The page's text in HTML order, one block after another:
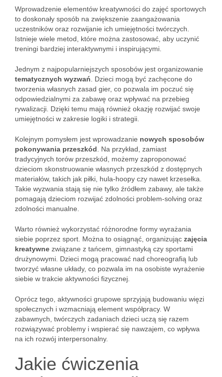
Wprowadzenie elementów kreatywności do zajęć sportowych
to doskonały sposób na zwiększenie zaangażowania
uczestników oraz rozwijanie ich umiejętności twórczych.
Istnieje wiele metod, które można zastosować, aby uczynić
treningi bardziej interaktywnymi i inspirującymi.
Jednym z najpopularniejszych sposobów jest organizowanie
tematycznych wyzwań . Dzieci mogą być zachęcone do
tworzenia własnych zasad gier, co pozwala im poczuć się
odpowiedzialnymi za zabawę oraz wpływać na przebieg
rywalizacji. Dzięki temu mają również okazję rozwijać swoje
umiejętności w zakresie logiki i strategii.
Kolejnym pomysłem jest wprowadzanie nowych sposobów
pokonywania przeszkód . Na przykład, zamiast
tradycyjnych torów przeszkód, możemy zaproponować
dzieciom skonstruowanie własnych przeszkód z dostępnych
materiałów, takich jak piłki, hula-hoopy czy nawet krzesełka.
Takie wyzwania stają się nie tylko źródłem zabawy, ale także
pomagają dzieciom rozwijać zdolności problem-solving oraz
zdolności manualne.
Warto również wykorzystać różnorodne formy wyrażania
siebie poprzez sport. Można to osiągnąć, organizując zajęcia
kreatywne związane z tańcem, gimnastyką czy sportami
drużynowymi. Dzieci mogą pracować nad choreografią lub
tworzyć własne układy, co pozwala im na osobiste wyrażenie
siebie w trakcie aktywności fizycznej.
Oprócz tego, aktywności grupowe sprzyjają budowaniu więzi
społecznych i wzmacniają element współpracy. W
zabawnych, twórczych zadaniach dzieci uczą się razem
rozwiązywać problemy i wspierać się nawzajem, co wpływa
na ich rozwój interpersonalny.
Jakie ćwiczenia